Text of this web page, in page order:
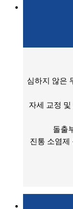
심하지 않은
자세 교정
돌출
진통 소염제